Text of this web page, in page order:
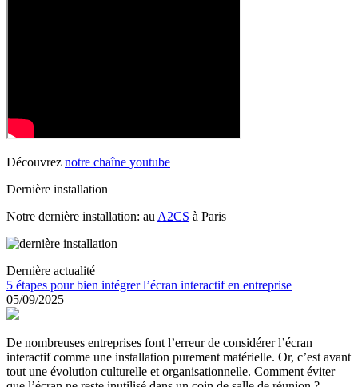
Découvrez notre chaîne youtube
Dernière installation
Notre dernière installation: au A2CS à Paris
Dernière actualité
5 étapes pour bien intégrer l’écran interactif en entreprise
05/09/2025
De nombreuses entreprises font l’erreur de considérer l’écran
interactif comme une installation purement matérielle. Or, c’est avant
tout une évolution culturelle et organisationnelle. Comment éviter